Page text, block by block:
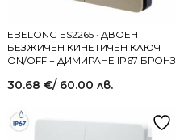
EBELONG ES2265 · ДВОЕН
БЕЗЖИЧЕН КИНЕТИЧЕН КЛЮЧ
ON/OFF + ДИМИРАНЕ IP67 БРОНЗ
30.68 €/ 60.00 лв.